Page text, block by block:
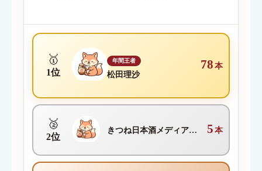
🥇
1位
年間王者
松田理沙
78 本
🥈
2位
きつね日本酒メディア編集部 5 本